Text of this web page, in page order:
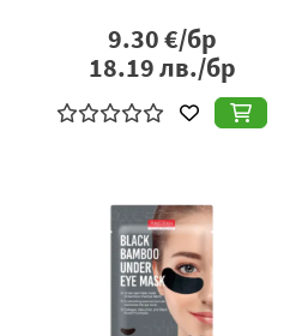
9.30€/бр
18.19лв./бр